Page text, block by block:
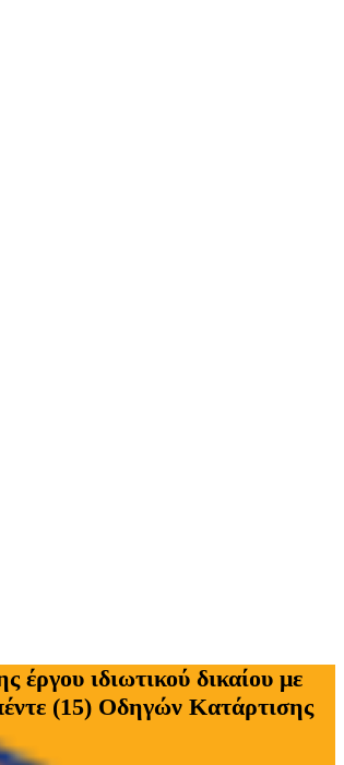
ιδιωτικού δικαίου με
(15) Οδηγών Κατάρτισης